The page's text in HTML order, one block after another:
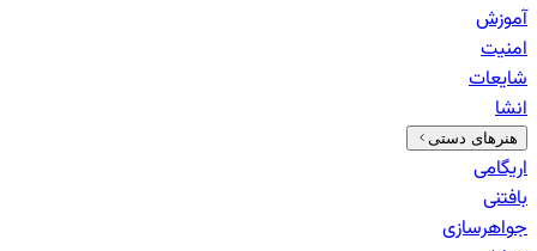
آموزش
امنیت
شایعات
انشا
هنرهای دستی
اریگامی
بافتنی
جواهرسازی